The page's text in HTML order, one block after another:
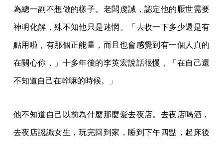
為總一副不想做的樣子。老闆虔誠，認定他的厭世需要
神明化解，殊不知他只是迷惘。「去收一下多少還是有
點用啦，有那個正能量，而且也會感覺到有一個人真的
在關心你，」十多年後的李英宏說話很慢，「在自己還
不知道自己在幹嘛的時候。」
他不知道自己以前為什麼那麼愛去夜店。去夜店喝酒，
去夜店認識女生，玩完回到家，睡到下午四點，起床後